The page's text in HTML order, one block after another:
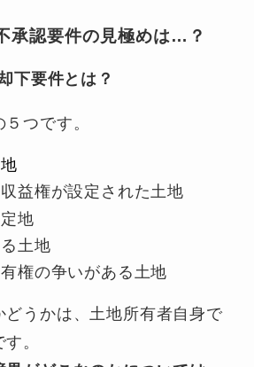
承認要件の見極めは…？
下要件とは？
つです。
益権が設定された土地
地
土地
権の争いがある土地
どうかは、土地所有者自身で
。